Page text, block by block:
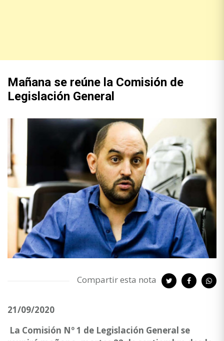
Mañana se reúne la Comisión de
Legislación General
Compartir esta nota
21/09/2020
La Comisión Nº 1 de Legislación General se